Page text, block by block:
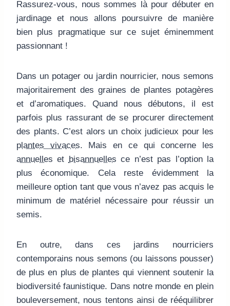
Rassurez-vous, nous sommes là pour débuter en
jardinage et nous allons poursuivre de manière
bien plus pragmatique sur ce sujet éminemment
passionnant !
Dans un potager ou jardin nourricier, nous semons
majoritairement des graines de plantes potagères
et d’aromatiques. Quand nous débutons, il est
parfois plus rassurant de se procurer directement
des plants. C’est alors un choix judicieux pour les
plantes vivaces. Mais en ce qui concerne les
annuelles et bisannuelles ce n’est pas l’option la
plus économique. Cela reste évidemment la
meilleure option tant que vous n’avez pas acquis le
minimum de matériel nécessaire pour réussir un
semis.
En outre, dans ces jardins nourriciers
contemporains nous semons (ou laissons pousser)
de plus en plus de plantes qui viennent soutenir la
biodiversité faunistique. Dans notre monde en plein
bouleversement, nous tentons ainsi de rééquilibrer